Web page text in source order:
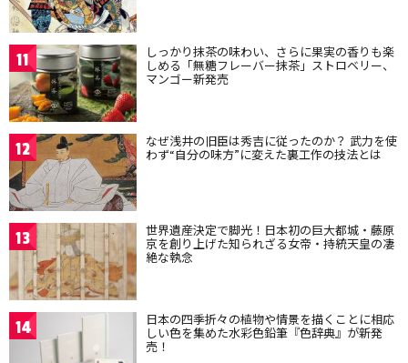
11 しっかり抹茶の味わい、さらに果実の香りも楽
しめる「無糖フレーバー抹茶」ストロベリー、
マンゴー新発売
12 なぜ浅井の旧臣は秀吉に従ったのか？ 武力を使
わず“自分の味方”に変えた裏工作の技法とは
13 世界遺産決定で脚光！日本初の巨大都城・藤原
京を創り上げた知られざる女帝・持統天皇の凄
絶な執念
14 日本の四季折々の植物や情景を描くことに相応
しい色を集めた水彩色鉛筆『色辞典』が新発
売！